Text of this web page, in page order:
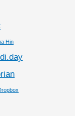
Hin
di.day